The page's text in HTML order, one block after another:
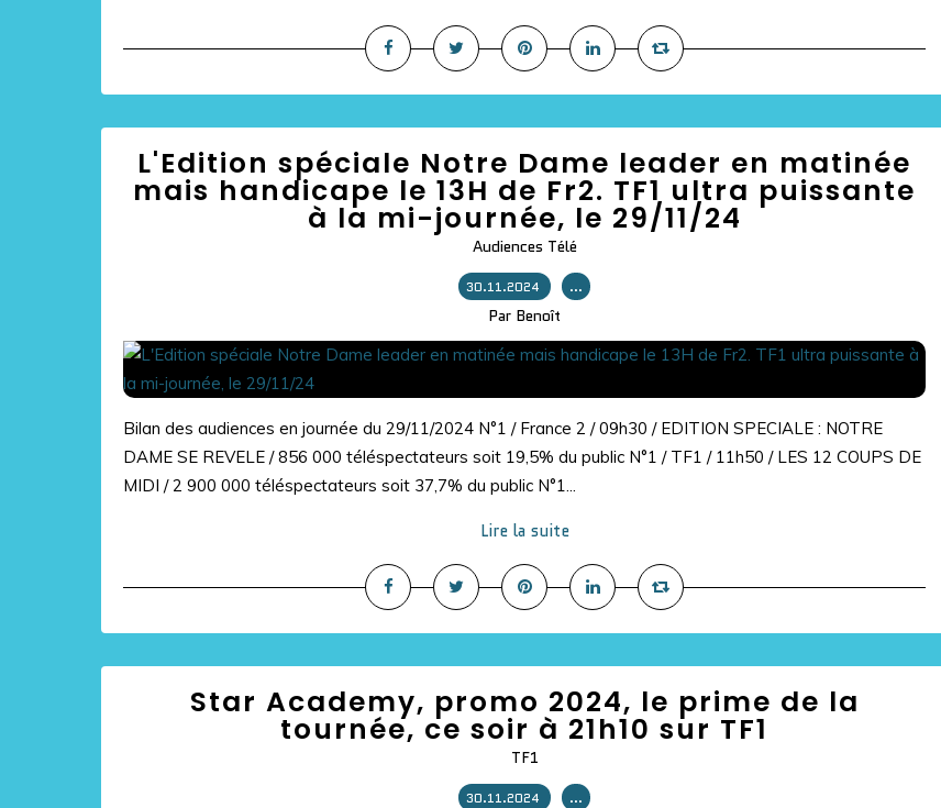
L'Edition spéciale Notre Dame leader en matinée
mais handicape le 13H de Fr2. TF1 ultra puissante
à la mi-journée, le 29/11/24
Audiences Télé
30.11.2024 …
Par Benoît
Bilan des audiences en journée du 29/11/2024 N°1 / France 2 / 09h30 / EDITION SPECIALE : NOTRE
DAME SE REVELE / 856 000 téléspectateurs soit 19,5% du public N°1 / TF1 / 11h50 / LES 12 COUPS DE
MIDI / 2 900 000 téléspectateurs soit 37,7% du public N°1...
Lire la suite
Star Academy, promo 2024, le prime de la
tournée, ce soir à 21h10 sur TF1
TF1
30.11.2024 …